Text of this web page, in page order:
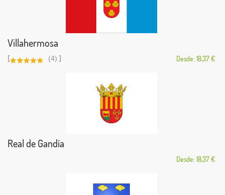
Villahermosa
[ (4) ] Desde: 18,37 €
Real de Gandía
Desde: 18,37 €